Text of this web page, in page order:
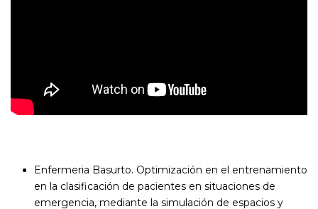
Enfermeria Basurto. Optimización en el entrenamiento
en la clasificación de pacientes en situaciones de
emergencia, mediante la simulación de espacios y